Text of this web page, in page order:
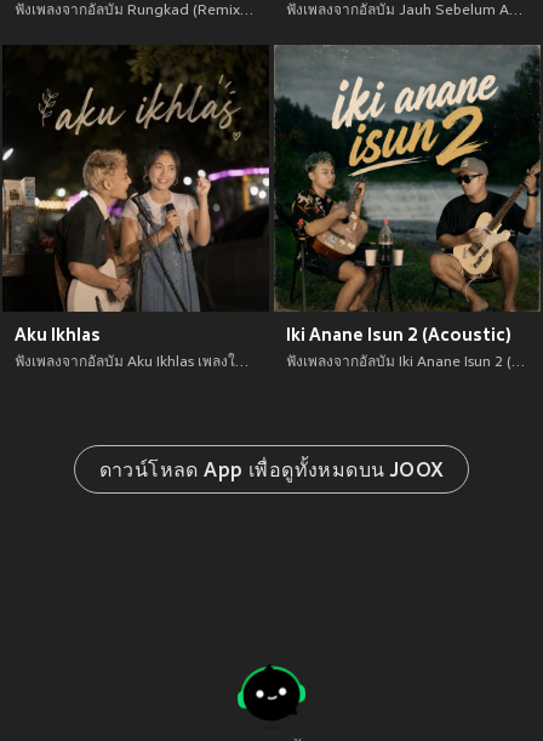
ฟังเพลงจากอัลบัม Rungkad (Remix) เพลงใหม่จาก อัพเดทเพลงใหม่ล่าสุดก่อนใคร ตลอดปี 2021 ฟังเพลงจากอัลบัม Jauh Sebelum Ada Kamu เพลงใหม่จาก อัพเดทเพลงใหม่ล่าสุดก่อนใคร ตลอดปี 2021
Aku Ikhlas
ฟังเพลงจากอัลบัม Aku Ikhlas เพลงใหม่จาก อัพเดทเพลงใหม่ล่าสุดก่อนใคร ตลอดปี 2021
Iki Anane Isun 2 (Acoustic)
ฟังเพลงจากอัลบัม Iki Anane Isun 2 (Acoustic) เพลงใหม่จาก อัพเดทเพลงใหม่ล่าสุดก่อนใคร ตลอดปี 2021
ดาวน์โหลด App เพื่อดูทั้งหมดบน JOOX